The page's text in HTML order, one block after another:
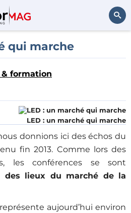
qui marche
formation
LED : un marché qui marche
donnions ici des échos du
fin 2013. Comme lors des
les conférences se sont
des lieux du marché de la
aujourd’hui environ